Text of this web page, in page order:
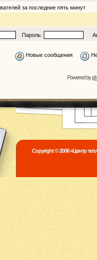
за последние пять минут
Пароль:
Новые сообщения
Powered by
Copyright © 2006 «Центр